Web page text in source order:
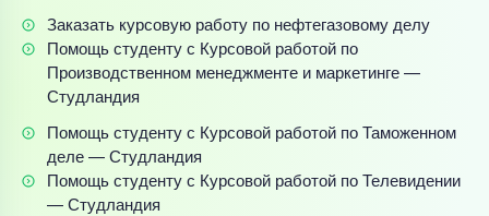
Заказать курсовую работу по нефтегазовому делу
Помощь студенту с Курсовой работой по
Производственном менеджменте и маркетинге —
Студландия
Помощь студенту с Курсовой работой по Таможенном
деле — Студландия
Помощь студенту с Курсовой работой по Телевидении
— Студландия